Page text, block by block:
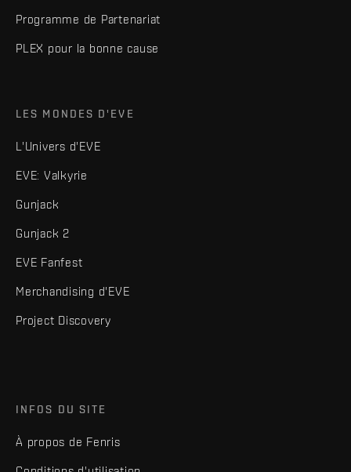
Programme de Partenariat
PLEX pour la bonne cause
LES MONDES D'EVE
L'Univers d'EVE
EVE: Valkyrie
Gunjack
Gunjack 2
EVE Fanfest
Merchandising d'EVE
Project Discovery
INFOS DU SITE
À propos de Fenris